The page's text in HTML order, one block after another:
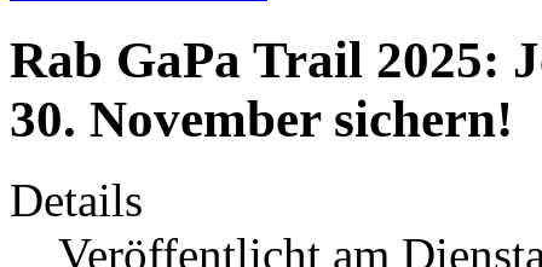
Rab GaPa Trail 2025:
30. November sichern!
Details
Veröffentlicht am